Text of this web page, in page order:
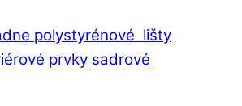
polystyrénové lišty
prvky sadrové